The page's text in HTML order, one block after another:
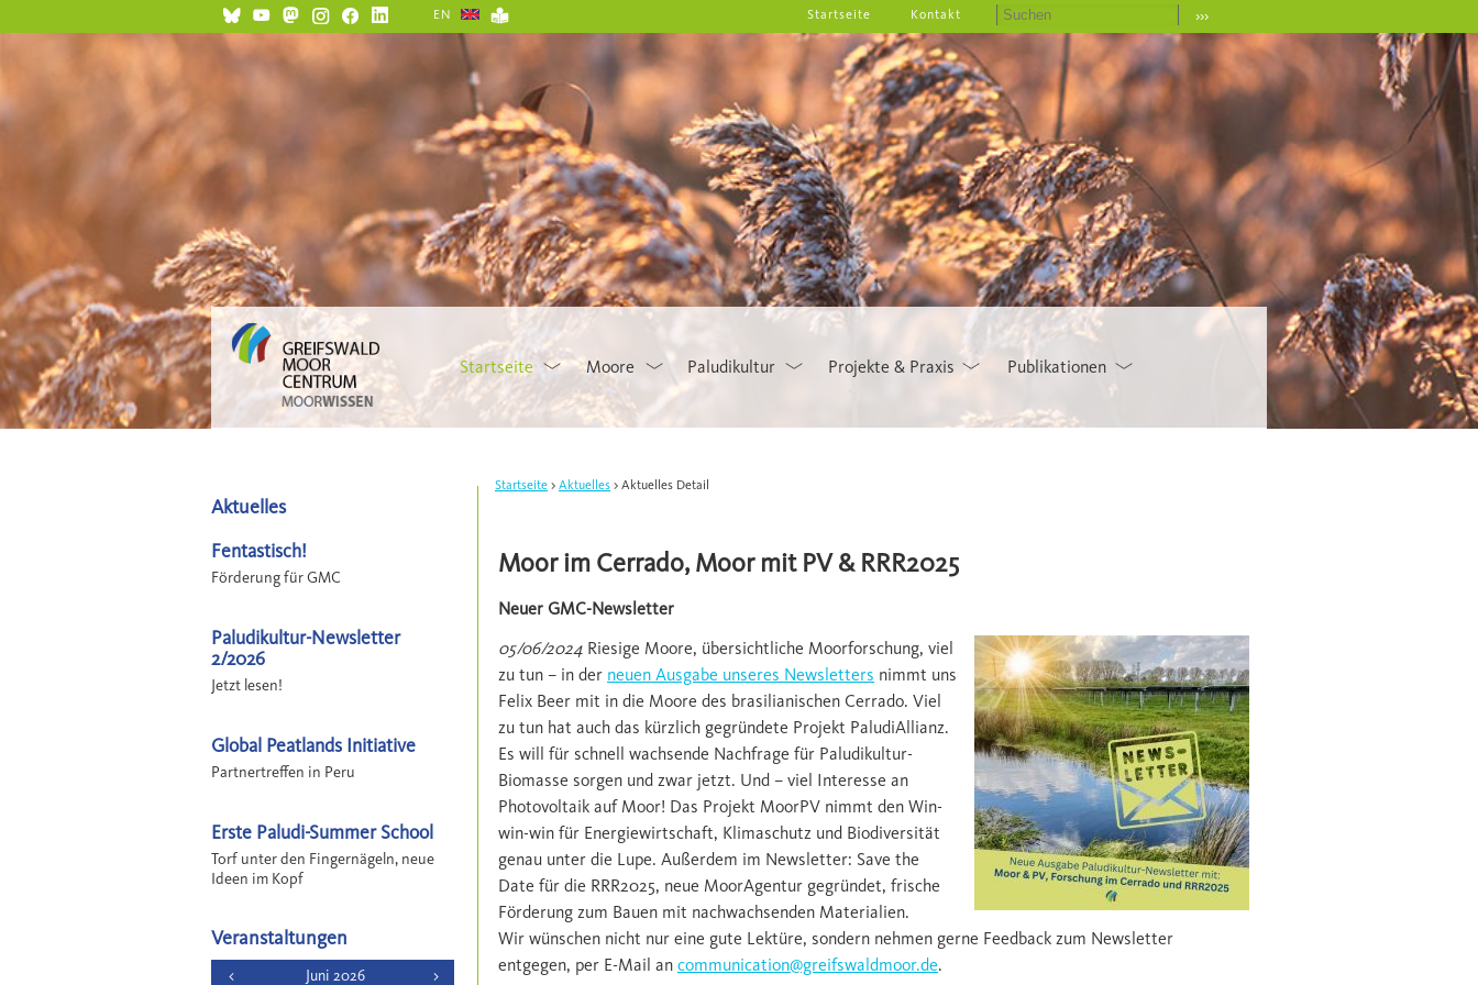
EN ›››
Startseite Kontakt
Startseite Moore Paludikultur Projekte & Praxis Publikationen
Startseite Aktuelles Aktuelles Detail
Moor im Cerrado, Moor mit PV & RRR2025
Neuer GMC-Newsletter
05/06/2024 Riesige Moore, übersichtliche Moorforschung, viel
zu tun – in der neuen Ausgabe unseres Newsletters nimmt uns
Felix Beer mit in die Moore des brasilianischen Cerrado. Viel
zu tun hat auch das kürzlich gegründete Projekt PaludiAllianz.
Es will für schnell wachsende Nachfrage für Paludikultur-
Biomasse sorgen und zwar jetzt. Und – viel Interesse an
Photovoltaik auf Moor! Das Projekt MoorPV nimmt den Win-
win-win für Energiewirtschaft, Klimaschutz und Biodiversität
genau unter die Lupe. Außerdem im Newsletter: Save the
Date für die RRR2025, neue MoorAgentur gegründet, frische
Förderung zum Bauen mit nachwachsenden Materialien.
Wir wünschen nicht nur eine gute Lektüre, sondern nehmen gerne Feedback zum Newsletter
entgegen, per E-Mail an communication@greifswaldmoor.de.
Aktuelles
Fentastisch!
Förderung für GMC
Paludikultur-Newsletter
2/2026
Jetzt lesen!
Global Peatlands Initiative
Partnertreffen in Peru
Erste Paludi-Summer School
Torf unter den Fingernägeln, neue
Ideen im Kopf
Veranstaltungen
< Juni 2026 >